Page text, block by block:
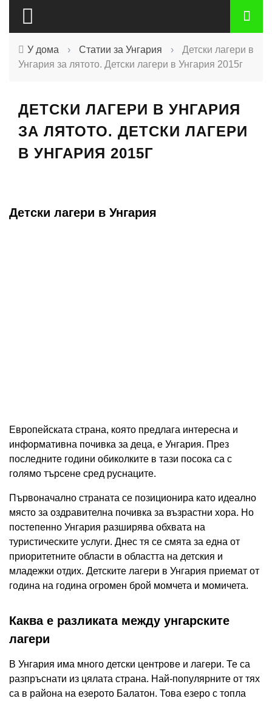
У дома › Статии за Унгария ›
Детски лагери в
Унгария за лятото. Детски лагери в Унгария 2015г
ДЕТСКИ ЛАГЕРИ В УНГАРИЯ
ЗА ЛЯТОТО. ДЕТСКИ ЛАГЕРИ
В УНГАРИЯ 2015Г
Детски лагери в Унгария
Европейската страна, която предлага интересна и
информативна почивка за деца, е Унгария. През
последните години обиколките в тази посока са с
голямо търсене сред руснаците.
Първоначално страната се позиционира като идеално
място за оздравителна почивка за възрастни хора. Но
постепенно Унгария разширява обхвата на
туристическите услуги. Днес тя се смята за една от
приоритетните области в областта на детския и
младежки отдих. Детските лагери в Унгария приемат от
година на година огромен брой момчета и момичета.
Каква е разликата между унгарските
лагери
В Унгария има много детски центрове и лагери. Те са
разпръснати из цялата страна. Най-популярните от тях
са в района на езерото Балатон. Това езеро с топла